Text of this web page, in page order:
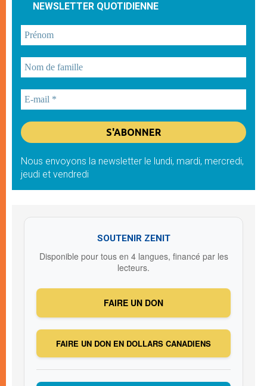
NEWSLETTER QUOTIDIENNE
Nous envoyons la newsletter le lundi, mardi, mercredi,
jeudi et vendredi
SOUTENIR ZENIT
Disponible pour tous en 4 langues, financé par les
lecteurs.
FAIRE UN DON
FAIRE UN DON EN DOLLARS CANADIENS